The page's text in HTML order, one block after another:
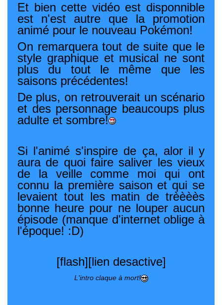
Et bien cette vidéo est disponnible
est n'est autre que la promotion
animé pour le nouveau Pokémon!
On remarquera tout de suite que le
style graphique et musical ne sont
plus du tout le même que les
saisons précédentes!
De plus, on retrouverait un scénario
et des personnage beaucoups plus
adulte et sombre!
Si l'animé s'inspire de ça, alor il y
aura de quoi faire saliver les vieux
de la veille comme moi qui ont
connu la première saison et qui se
levaient tout les matin de trèèèès
bonne heure pour ne louper aucun
épisode (manque d'internet oblige à
l'époque! :D)
[flash][lien desactive]
L'intro claque à mort!